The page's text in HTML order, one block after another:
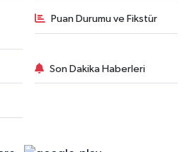
Puan Durumu ve Fikstür
Son Dakika Haberleri